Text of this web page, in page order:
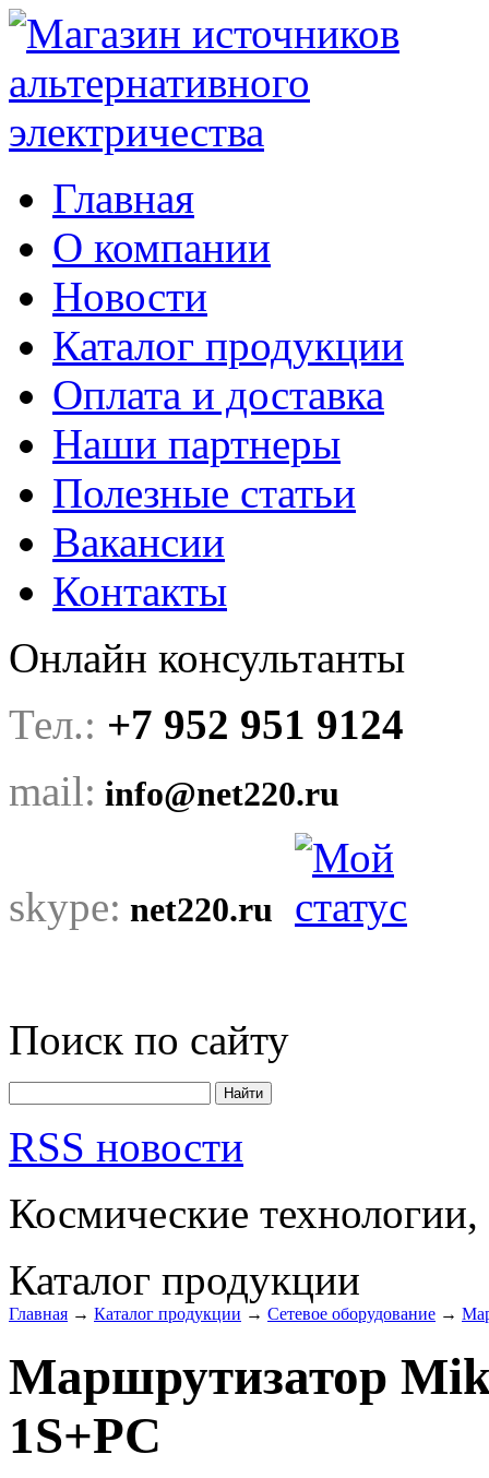
Главная
О компании
Новости
Каталог продукции
Оплата и доставка
Наши партнеры
Полезные статьи
Вакансии
Контакты
Онлайн консультанты
Тел.: +7 952 951 9124
mail: info@net220.ru
skype: net220.ru
Поиск по сайту
RSS новости
Космические технологии,
Каталог продукции
Главная → Каталог продукции → Сетевое оборудование →
Маршрутизатор
1S+PC